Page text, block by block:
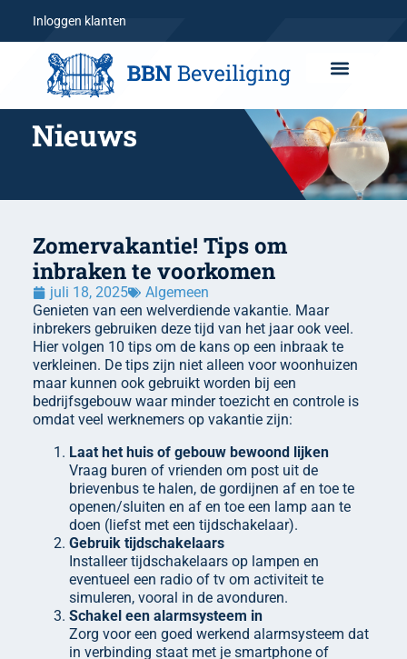
Inloggen klanten
Nieuws
Zomervakantie! Tips om
inbraken te voorkomen
juli 18, 2025
Algemeen
Genieten van een welverdiende vakantie. Maar
inbrekers gebruiken deze tijd van het jaar ook veel.
Hier volgen 10 tips om de kans op een inbraak te
verkleinen. De tips zijn niet alleen voor woonhuizen
maar kunnen ook gebruikt worden bij een
bedrijfsgebouw waar minder toezicht en controle is
omdat veel werknemers op vakantie zijn:
Laat het huis of gebouw bewoond lijken
Vraag buren of vrienden om post uit de
brievenbus te halen, de gordijnen af en toe te
openen/sluiten en af en toe een lamp aan te
doen (liefst met een tijdschakelaar).
Gebruik tijdschakelaars
Installeer tijdschakelaars op lampen en
eventueel een radio of tv om activiteit te
simuleren, vooral in de avonduren.
Schakel een alarmsysteem in
Zorg voor een goed werkend alarmsysteem dat
in verbinding staat met je smartphone of